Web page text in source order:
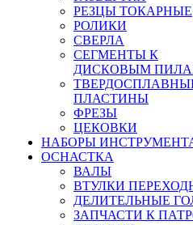
РЕЗЦЫ ТОКАРНЫЕ
РОЛИКИ
СВЕРЛА
СЕГМЕНТЫ К
ДИСКОВЫМ
ПЛАСТИНЫ
ФРЕЗЫ
ЦЕКОВКИ
НАБОРЫ
ОСНАСТКА
ВАЛЫ
ВТУЛКИ
ДЕЛИТЕЛЬНЫЕ
ЗАПЧАСТИ К